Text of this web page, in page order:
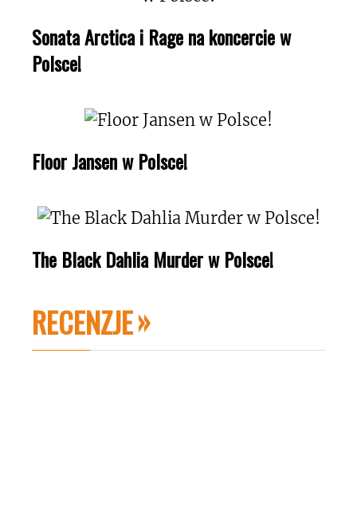
Sonata Arctica i Rage na koncercie w
Polsce!
Floor Jansen w Polsce!
The Black Dahlia Murder w Polsce!
RECENZJE